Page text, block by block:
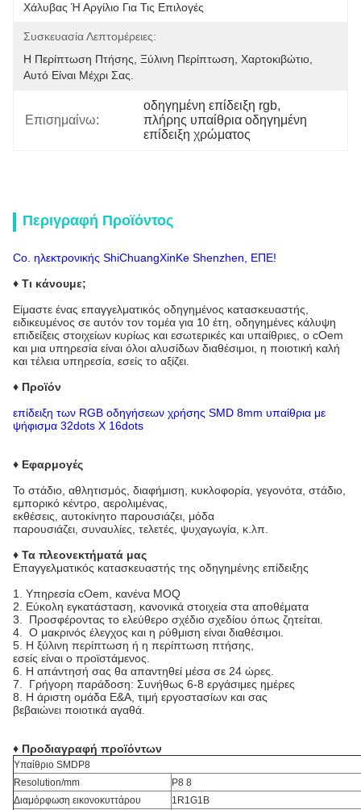
Χάλυβας Ή Αργίλιο Για Τις Επιλογές
Συσκευασία Λεπτομέρειες:
Η Περίπτωση Πτήσης, Ξύλινη Περίπτωση, Χαρτοκιβώτιο,
Αυτό Είναι Μέχρι Σας.
Επισημαίνω:
οδηγημένη επίδειξη rgb,
πλήρης υπαίθρια οδηγημένη
επίδειξη χρώματος
Περιγραφή Προϊόντος
Co. ηλεκτρονικής ShiChuangXinKe Shenzhen, ΕΠΕ!
♦ Τι κάνουμε;
Είμαστε ένας επαγγελματικός οδηγημένος κατασκευαστής,
ειδικευμένος σε αυτόν τον τομέα για 10 έτη, οδηγημένες κάλυψη
επιδείξεις στοιχείων κυρίως και εσωτερικές και υπαίθριες, ο cOem
και μια υπηρεσία είναι όλοι αλυσίδων διαθέσιμοι, η ποιοτική καλή
και τέλεια υπηρεσία, εσείς το αξίζει.
♦ Προϊόν
επίδειξη των RGB οδηγήσεων χρήσης SMD 8mm υπαίθρια με
ψήφισμα 32dots Χ 16dots
♦ Εφαρμογές
Το στάδιο, αθλητισμός, διαφήμιση, κυκλοφορία, γεγονότα, στάδιο,
εμπορικό κέντρο, αερολιμένας,
εκθέσεις, αυτοκίνητο παρουσιάζει, μόδα
παρουσιάζει, συναυλίες, τελετές, ψυχαγωγία, κ.λπ.
♦ Τα πλεονεκτήματά μας
Επαγγελματικός κατασκευαστής της οδηγημένης επίδειξης
1. Υπηρεσία cOem, κανένα MOQ
2. Εύκολη εγκατάσταση, κανονικά στοιχεία στα αποθέματα
3. Προσφέροντας το ελεύθερο σχέδιο σχεδίου όπως ζητείται.
4. Ο μακρινός έλεγχος και η ρύθμιση είναι διαθέσιμοι.
5. Η ξύλινη περίπτωση ή η περίπτωση πτήσης,
εσείς είναι ο προϊστάμενος.
6. Η απάντησή σας θα απαντηθεί μέσα σε 24 ώρες.
7. Γρήγορη παράδοση: Συνήθως 6-8 εργάσιμες ημέρες
8. Η άριστη ομάδα Ε&Α, τιμή εργοστασίων και σας
βεβαιώνει ποιοτικά αγαθά.
♦ Προδιαγραφή προϊόντων
Υπαίθριο SMDP8
Resolution/mm
P8 8
Διαμόρφωση εικονοκυττάρου
1R1G1B